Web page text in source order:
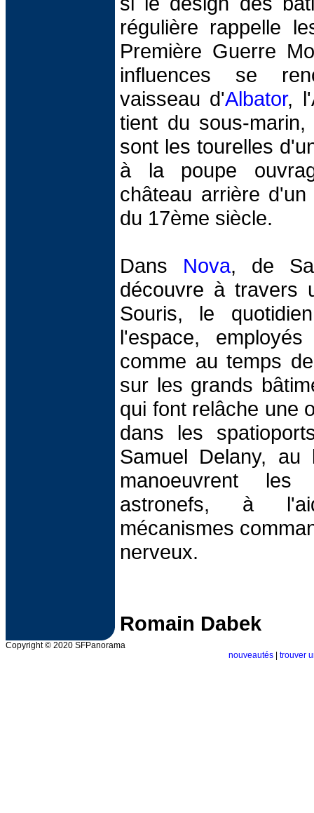
régulière rappelle
Première Guerre
influences se
vaisseau d'Albator,
tient du sous-
sont les tourelles
à la poupe
château arrière
du 17ème siècle.
Dans Nova, de
découvre à travers
Souris, le
l'espace,
comme au temps
sur les grands
qui font relâche une
dans les
Samuel Delany, au
manoeuvrent les
astronefs, à
mécanismes
nerveux.
Romain Dabek
Copyright © 2020 SFPanorama
nouveautés
trouver